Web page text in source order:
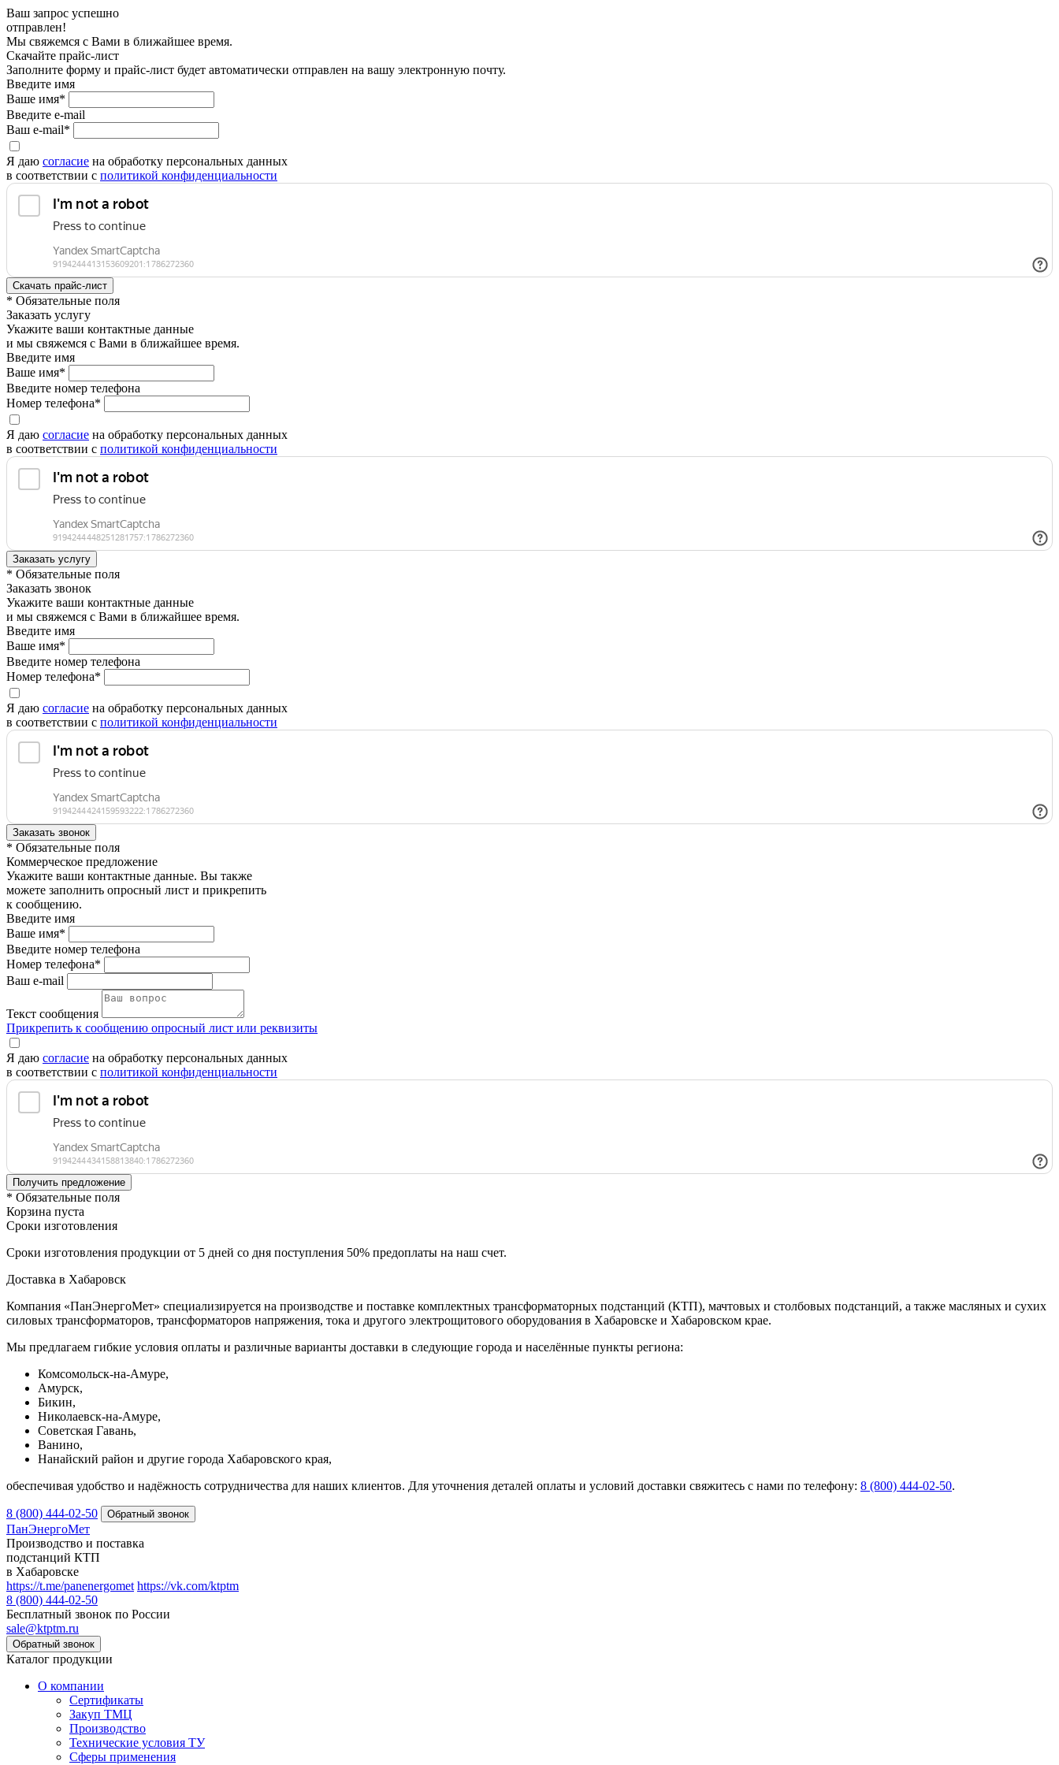
Ваш запрос успешно
отправлен!
Мы свяжемся с Вами в ближайшее время.
Скачайте прайс-лист
Заполните форму и прайс-лист будет автоматически отправлен на вашу электронную почту.
Введите имя
Ваше имя*
Введите e-mail
Ваш e-mail*
Я даю согласие на обработку персональных данных
в соответствии с политикой конфиденциальности
* Обязательные поля
Заказать услугу
Укажите ваши контактные данные
и мы свяжемся с Вами в ближайшее время.
Введите имя
Ваше имя*
Введите номер телефона
Номер телефона*
Я даю согласие на обработку персональных данных
в соответствии с политикой конфиденциальности
* Обязательные поля
Заказать звонок
Укажите ваши контактные данные
и мы свяжемся с Вами в ближайшее время.
Введите имя
Ваше имя*
Введите номер телефона
Номер телефона*
Я даю согласие на обработку персональных данных
в соответствии с политикой конфиденциальности
* Обязательные поля
Коммерческое предложение
Укажите ваши контактные данные. Вы также
можете заполнить опросный лист и прикрепить
к сообщению.
Введите имя
Ваше имя*
Введите номер телефона
Номер телефона*
Ваш e-mail
Текст сообщения
Прикрепить к сообщению опросный лист или реквизиты
Я даю согласие на обработку персональных данных
в соответствии с политикой конфиденциальности
* Обязательные поля
Корзина пуста
Сроки изготовления
Сроки изготовления продукции от 5 дней со дня поступления 50% предоплаты на наш счет.
Доставка в Хабаровск
Компания «ПанЭнергоМет» специализируется на производстве и поставке комплектных трансформаторных подстанций (КТП), мачтовых и столбовых подстанций, а также масляных и сухих
силовых трансформаторов, трансформаторов напряжения, тока и другого электрощитового оборудования в Хабаровске и Хабаровском крае.
Мы предлагаем гибкие условия оплаты и различные варианты доставки в следующие города и населённые пункты региона:
Комсомольск-на-Амуре,
Амурск,
Бикин,
Николаевск-на-Амуре,
Советская Гавань,
Ванино,
Нанайский район и другие города Хабаровского края,
обеспечивая удобство и надёжность сотрудничества для наших клиентов. Для уточнения деталей оплаты и условий доставки свяжитесь с нами по телефону: 8 (800) 444‑02‑50.
8 (800) 444-02-50
ПанЭнергоМет
Производство и поставка
подстанций КТП
в Хабаровске
https://t.me/panenergomet https://vk.com/ktptm
8 (800) 444-02-50
Бесплатный звонок по России
sale@ktptm.ru
Каталог продукции
О компании
Сертификаты
Закуп ТМЦ
Производство
Технические условия ТУ
Сферы применения